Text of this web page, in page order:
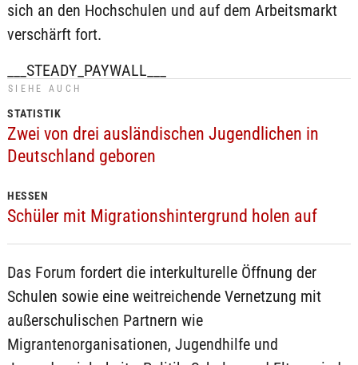
sich an den Hochschulen und auf dem Arbeitsmarkt
verschärft fort.
___STEADY_PAYWALL___
SIEHE AUCH
STATISTIK
Zwei von drei ausländischen Jugendlichen in
Deutschland geboren
HESSEN
Schüler mit Migrationshintergrund holen auf
Das Forum fordert die interkulturelle Öffnung der
Schulen sowie eine weitreichende Vernetzung mit
außerschulischen Partnern wie
Migrantenorganisationen, Jugendhilfe und